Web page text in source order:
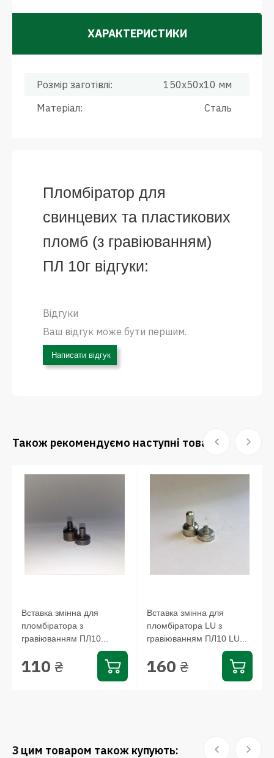
ХАРАКТЕРИСТИКИ
Розмір заготівлі:
150x50x10 мм
Матеріал:
Сталь
Пломбіратор для
свинцевих та пластикових
пломб (з гравіюванням)
ПЛ 10г відгуки:
Відгуки
Ваш відгук може бути першим.
Написати відгук
Також рекомендуємо наступні товари:
Вставка змінна для
пломбіратора з
гравіюванням ПЛ10...
110 ₴
Вставка змінна для
пломбіратора LU з
гравіюванням ПЛ10 LU...
160 ₴
З цим товаром також купують: